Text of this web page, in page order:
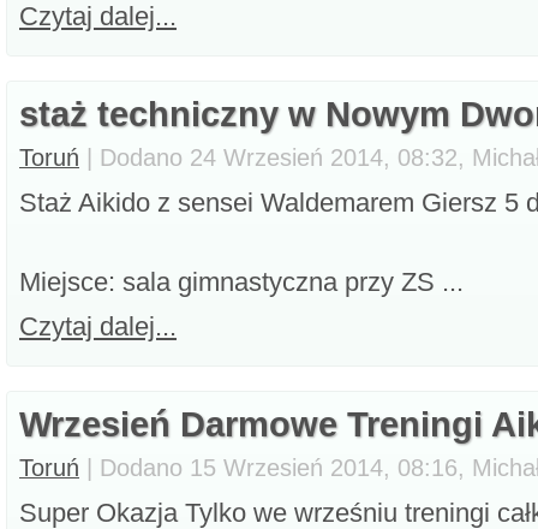
Czytaj dalej...
staż techniczny w Nowym
Toruń | Dodano 24 Wrzesień 2014, 08:32,
Staż Aikido z sensei Waldemarem Giersz 5
Miejsce: sala gimnastyczna przy ZS ...
Czytaj dalej...
Wrzesień Darmowe Treningi
Toruń | Dodano 15 Wrzesień 2014, 08:16,
Super Okazja Tylko we wrześniu treningi